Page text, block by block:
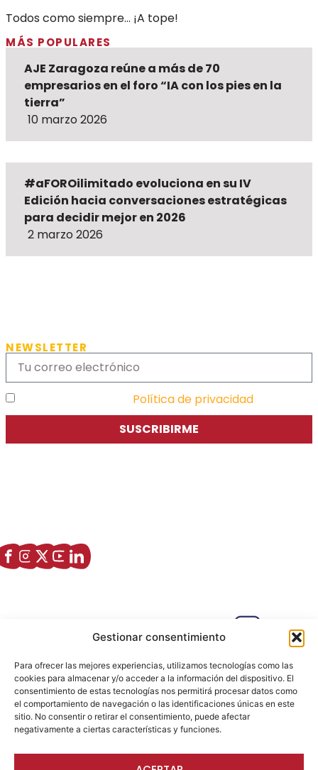
Gestionar consentimiento
Para ofrecer las mejores experiencias, utilizamos tecnologías como las
cookies para almacenar y/o acceder a la información del dispositivo. El
consentimiento de estas tecnologías nos permitirá procesar datos como
el comportamiento de navegación o las identificaciones únicas en este
sitio. No consentir o retirar el consentimiento, puede afectar
negativamente a ciertas características y funciones.
Todos como siempre… ¡A tope!
MÁS POPULARES
AJE Zaragoza reúne a más de 70
empresarios en el foro “IA con los pies en la
tierra”
10 marzo 2026
#aFOROilimitado evoluciona en su IV
Edición hacia conversaciones estratégicas
para decidir mejor en 2026
2 marzo 2026
NEWSLETTER
Política de privacidad
SUSCRIBIRME
Hiberus Ecosystem Lab 50009 –
633 26 72 64
info@ajezaragoza.com
Aviso legal|Política de privacidad|Política de cookies